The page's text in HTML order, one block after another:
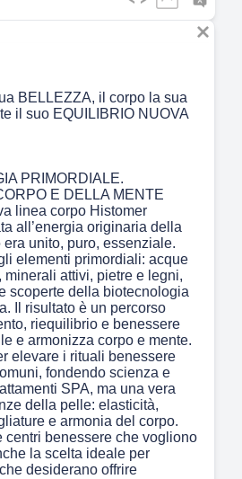
BELLEZZA, il corpo la sua
il suo EQUILIBRIO NUOVA
PRIMORDIALE.
E DELLA MENTE
linea corpo Histomer
all’energia originaria della
era unito, puro, essenziale.
elementi primordiali: acque
attivi, pietre e legni,
scoperte della biotecnologia
Il risultato è un percorso
riequilibrio e benessere
e armonizza corpo e mente.
elevare i rituali benessere
fondendo scienza e
SPA, ma una vera
della pelle: elasticità,
e armonia del corpo.
centri benessere che vogliono
la scelta ideale per
desiderano offrire